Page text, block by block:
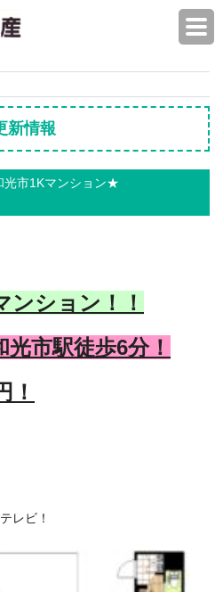
新情報
光市1Kマンション★
ンション！！
市駅徒歩6分！
！
レビ！